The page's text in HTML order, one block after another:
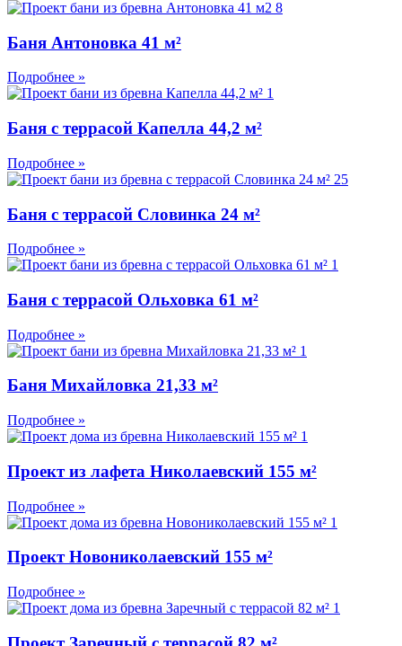
Баня Антоновка 41 м²
Подробнее »
Баня с террасой Капелла 44,2 м²
Подробнее »
Баня с террасой Словинка 24 м²
Подробнее »
Баня с террасой Ольховка 61 м²
Подробнее »
Баня Михайловка 21,33 м²
Подробнее »
Проект из лафета Николаевский 155 м²
Подробнее »
Проект Новониколаевский 155 м²
Подробнее »